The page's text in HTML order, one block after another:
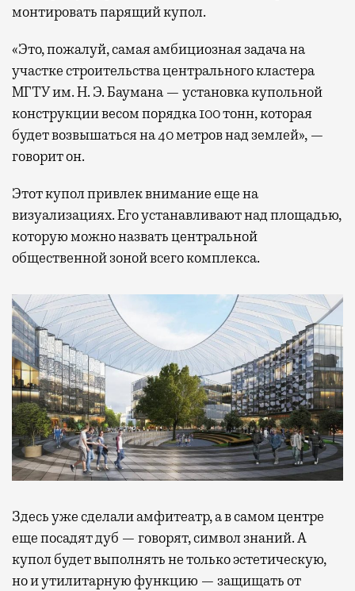
монтировать парящий купол.
«Это, пожалуй, самая амбициозная задача на
участке строительства центрального кластера
МГТУ им. Н. Э. Баумана — установка купольной
конструкции весом порядка 100 тонн, которая
будет возвышаться на 40 метров над землей», —
говорит он.
Этот купол привлек внимание еще на
визуализациях. Его устанавливают над площадью,
которую можно назвать центральной
общественной зоной всего комплекса.
Здесь уже сделали амфитеатр, а в самом центре
еще посадят дуб — говорят, символ знаний. А
купол будет выполнять не только эстетическую,
но и утилитарную функцию — защищать от